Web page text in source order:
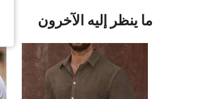
ما ينظر إليه الآخرون